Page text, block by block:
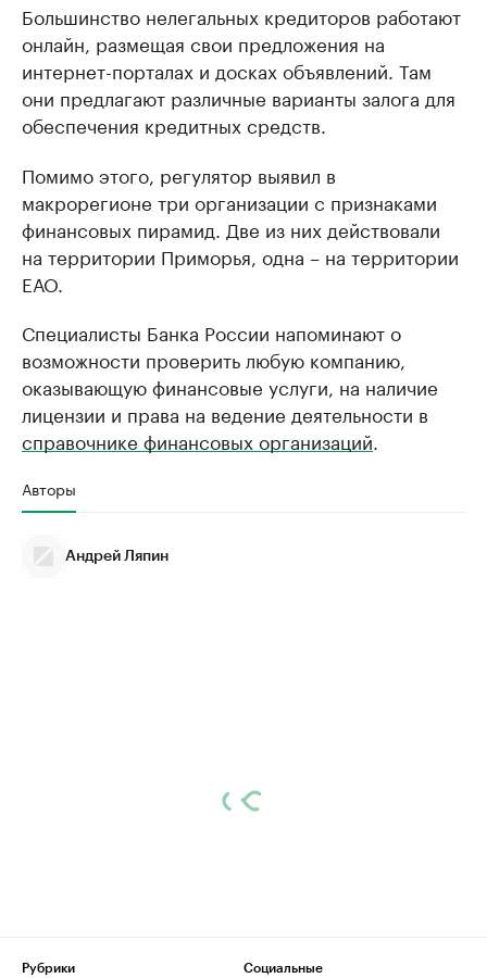
Большинство нелегальных кредиторов работают
онлайн, размещая свои предложения на
интернет-порталах и досках объявлений. Там
они предлагают различные варианты залога для
обеспечения кредитных средств.
Помимо этого, регулятор выявил в
макрорегионе три организации с признаками
финансовых пирамид. Две из них действовали
на территории Приморья, одна – на территории
ЕАО.
Специалисты Банка России напоминают о
возможности проверить любую компанию,
оказывающую финансовые услуги, на наличие
лицензии и права на ведение деятельности в
справочнике финансовых организаций
Авторы
Андрей Ляпин
Рубрики
Социальные